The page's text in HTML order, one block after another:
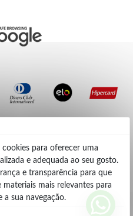
para oferecer uma
e adequada ao seu gosto.
e transparência para que
mais relevantes para
sua navegação.